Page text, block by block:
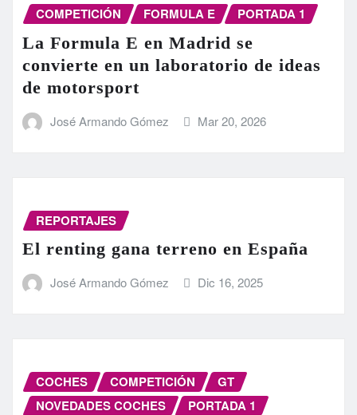
COMPETICIÓN FORMULA E PORTADA 1
La Formula E en Madrid se
convierte en un laboratorio de ideas
de motorsport
José Armando Gómez Mar 20, 2026
REPORTAJES
El renting gana terreno en España
José Armando Gómez Dic 16, 2025
COCHES COMPETICIÓN
GT
NOVEDADES COCHES
PORTADA 1